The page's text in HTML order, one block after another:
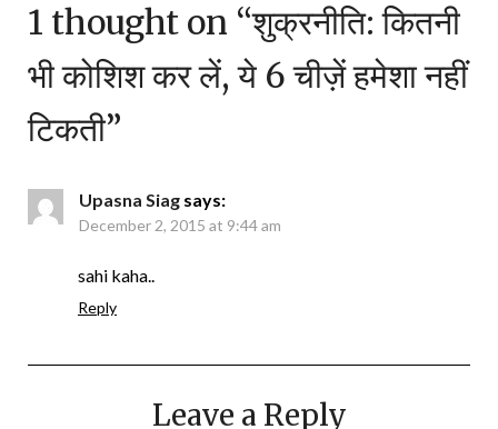
1 thought on “शुक्रनीति: कितनी
भी कोशिश कर लें, ये 6 चीज़ें हमेशा नहीं
टिकती”
Upasna Siag says:
December 2, 2015 at 9:44 am
sahi kaha..
Reply
Leave a Reply